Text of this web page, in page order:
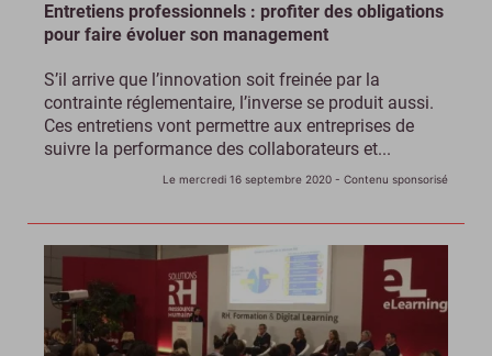
Entretiens professionnels : profiter des obligations
pour faire évoluer son management
S’il arrive que l’innovation soit freinée par la
contrainte réglementaire, l’inverse se produit aussi.
Ces entretiens vont permettre aux entreprises de
suivre la performance des collaborateurs et...
Le mercredi 16 septembre 2020 - Contenu sponsorisé